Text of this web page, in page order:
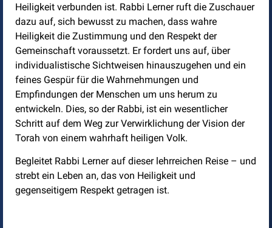
Heiligkeit verbunden ist. Rabbi Lerner ruft die Zuschauer
dazu auf, sich bewusst zu machen, dass wahre
Heiligkeit die Zustimmung und den Respekt der
Gemeinschaft voraussetzt. Er fordert uns auf, über
individualistische Sichtweisen hinauszugehen und ein
feines Gespür für die Wahrnehmungen und
Empfindungen der Menschen um uns herum zu
entwickeln. Dies, so der Rabbi, ist ein wesentlicher
Schritt auf dem Weg zur Verwirklichung der Vision der
Torah von einem wahrhaft heiligen Volk.
Begleitet Rabbi Lerner auf dieser lehrreichen Reise – und
strebt ein Leben an, das von Heiligkeit und
gegenseitigem Respekt getragen ist.